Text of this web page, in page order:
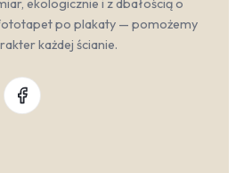
ekologicznie i z dbałością o
po plakaty — pomożemy
każdej ścianie.